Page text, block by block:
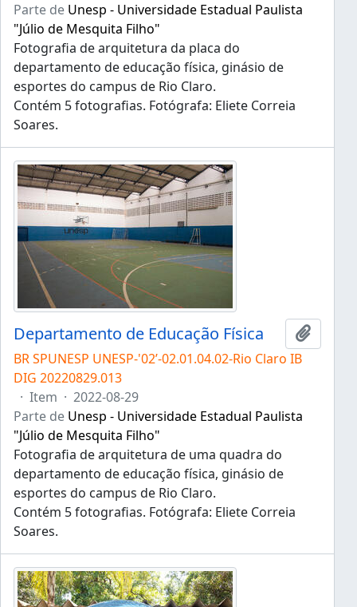
Parte de Unesp - Universidade Estadual Paulista
"Júlio de Mesquita Filho"
Fotografia de arquitetura da placa do
departamento de educação física, ginásio de
esportes do campus de Rio Claro.
Contém 5 fotografias. Fotógrafa: Eliete Correia
Soares.
Departamento de Educação Física
BR SPUNESP UNESP-'02’-02.01.04.02-Rio Claro IB
DIG 20220829.013
· Item · 2022-08-29
Parte de Unesp - Universidade Estadual Paulista
"Júlio de Mesquita Filho"
Fotografia de arquitetura de uma quadra do
departamento de educação física, ginásio de
esportes do campus de Rio Claro.
Contém 5 fotografias. Fotógrafa: Eliete Correia
Soares.